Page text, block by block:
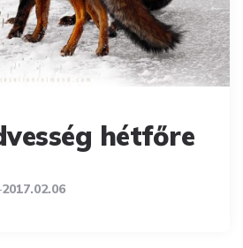
hétfőre
2017.02.06